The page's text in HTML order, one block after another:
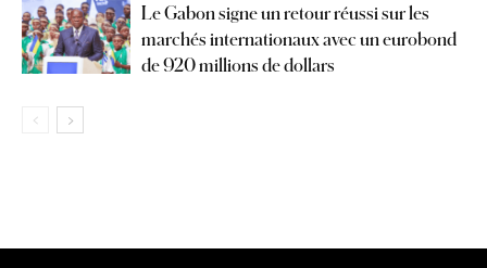
Le Gabon signe un retour réussi sur les
marchés internationaux avec un eurobond
de 920 millions de dollars